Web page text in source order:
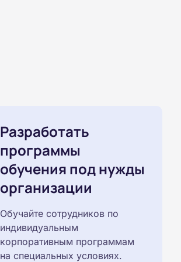
Разработать
программы
обучения под нужды
организации
Обучайте сотрудников по
индивидуальным
корпоративным программам
на специальных условиях.